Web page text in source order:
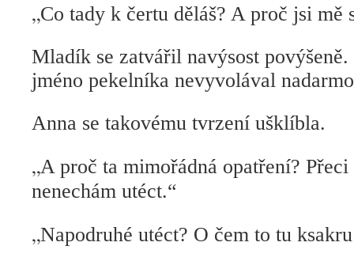
„Co tady k čertu děláš? A proč jsi mě
Mladík se zatvářil navýsost
jméno pekelníka nevyvolával
Anna se takovému tvrzení ušklíbla.
„A proč ta mimořádná opatření? Přeci
nenechám utéct.“
„Napodruhé utéct? O čem to tu